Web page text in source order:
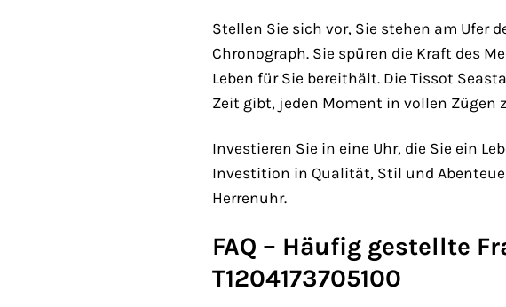
Stellen Sie sich vor, Sie stehen am Ufer
Chronograph. Sie spüren die Kraft des
Leben für Sie bereithält. Die Tissot
Zeit gibt, jeden Moment in vollen Zügen
Investieren Sie in eine Uhr, die Sie ein
Investition in Qualität, Stil und
Herrenuhr.
FAQ – Häufig gestellte
T1204173705100